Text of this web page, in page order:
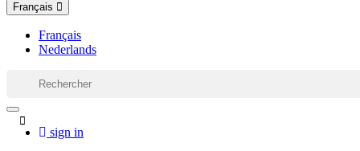
Français
Français
Nederlands
sign in